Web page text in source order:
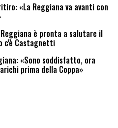
«La Reggiana va avanti con
è pronta a salutare il
c'è Castagnetti
«Sono soddisfatto, ora
prima della Coppa»